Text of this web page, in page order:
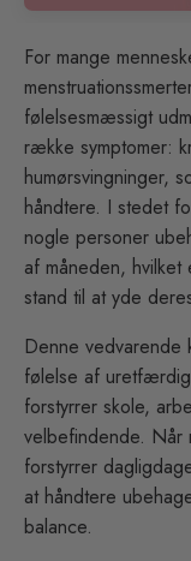
For mange
følelsesmæssigt
række symptomer:
humørsvingninger,
håndtere. I stedet
nogle personer
af måneden,
stand til at yde
Denne vedvarende
følelse af
forstyrrer skole,
velbefindende. Når
forstyrrer
at håndtere
balance.